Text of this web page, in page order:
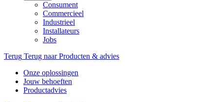
Consument
Commercieel
Industrieel
Installateurs
Jobs
Terug Terug naar Producten & advies
Onze oplossingen
Jouw behoeften
Productadvies